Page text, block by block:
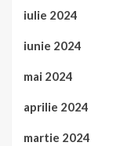
iulie 2024
iunie 2024
mai 2024
aprilie 2024
martie 2024